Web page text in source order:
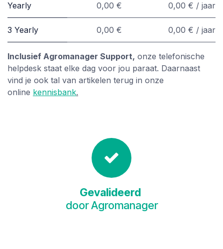
Yearly 0,00 € 0,00 € / jaar
3 Yearly 0,00 € 0,00 € / jaar
Inclusief Agromanager Support, onze telefonische
helpdesk staat elke dag voor jou paraat. Daarnaast
vind je ook tal van artikelen terug in onze
online kennisbank.
Gevalideerd
door Agromanager